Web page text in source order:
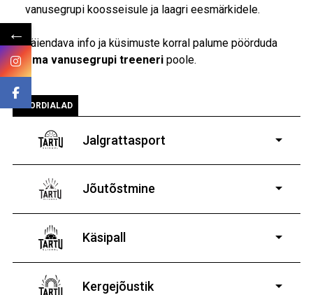
vanusegrupi koosseisule ja laagri eesmärkidele.
Täiendava info ja küsimuste korral palume pöörduda
oma vanusegrupi treeneri poole.
SPORDIALAD
Jalgrattasport
vanematele poistele ja tüdrukutele
Jõutõstmine
poistele ja tüdrukutele
Käsipall
Kergejõustik
←